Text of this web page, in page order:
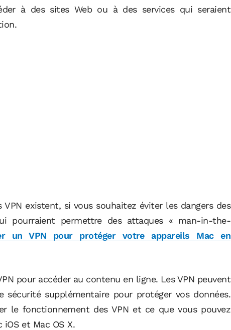
à des sites Web ou à des services qui seraient
existent, si vous souhaitez éviter les dangers des
pourraient permettre des attaques « man-in-the-
un VPN pour protéger votre appareils Mac en
pour accéder au contenu en ligne. Les VPN peuvent
sécurité supplémentaire pour protéger vos données.
le fonctionnement des VPN et ce que vous pouvez
et Mac OS X.